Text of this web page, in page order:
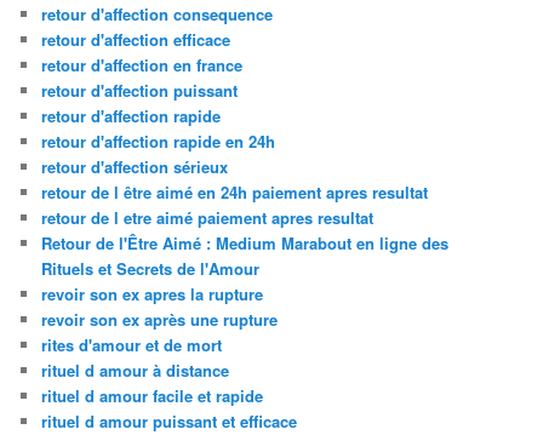
retour d'affection consequence
retour d'affection efficace
retour d'affection en france
retour d'affection puissant
retour d'affection rapide
retour d'affection rapide en 24h
retour d'affection sérieux
retour de l être aimé en 24h paiement apres resultat
retour de l etre aimé paiement apres resultat
Retour de l'Être Aimé : Medium Marabout en ligne des
Rituels et Secrets de l'Amour
revoir son ex apres la rupture
revoir son ex après une rupture
rites d'amour et de mort
rituel d amour à distance
rituel d amour facile et rapide
rituel d amour puissant et efficace